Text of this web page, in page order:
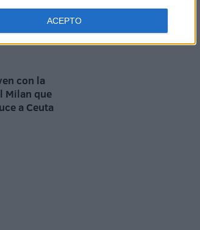
ACEPTO
ministro de
Unión
con la
Milan que
a Ceuta